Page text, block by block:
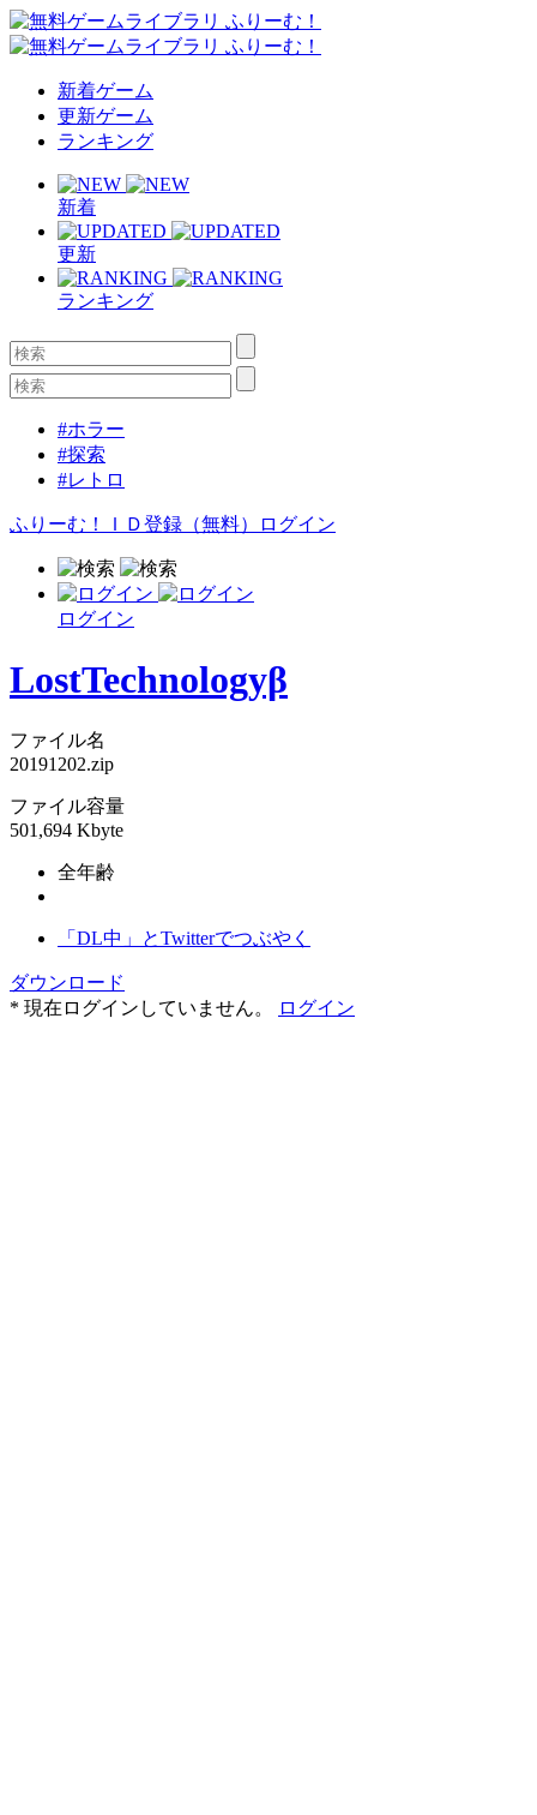
新着ゲーム
更新ゲーム
ランキング
新着
更新
ランキング
#ホラー
#探索
#レトロ
ふりーむ！ＩＤ登録（無料） ログイン
ログイン
LostTechnologyβ
ファイル名
20191202.zip
ファイル容量
501,694 Kbyte
全年齢
「DL中」とTwitterでつぶやく
ダウンロード
* 現在ログインしていません。
ログイン